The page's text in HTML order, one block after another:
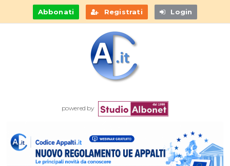
Abbonati Registrati Login
powered by